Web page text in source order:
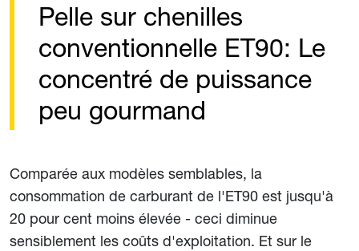
Pelle sur chenilles
conventionnelle ET90: Le
concentré de puissance
peu gourmand
Comparée aux modèles semblables, la
consommation de carburant de l'ET90 est jusqu'à
20 pour cent moins élevée - ceci diminue
sensiblement les coûts d'exploitation. Et sur le